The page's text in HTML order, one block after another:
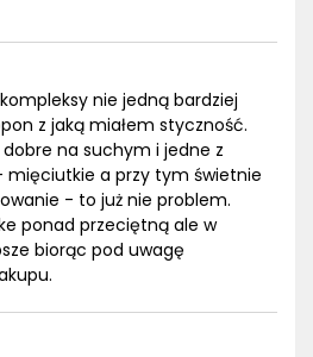
nie jedną bardziej
z jaką miałem styczność.
na suchym i jedne z
a przy tym świetnie
- to już nie problem.
ponad przeciętną ale w
biorąc pod uwagę